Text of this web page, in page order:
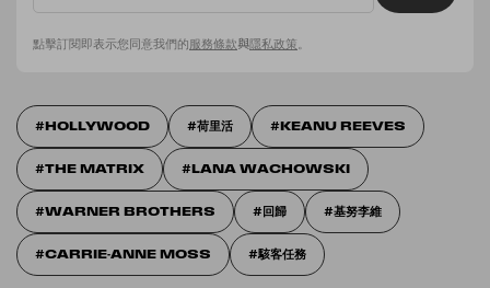
點擊訂閱即表示您同意我們的服務條款與隱私政策
HOLLYWOOD 荷里活 KEANU REEVES
THE MATRIX LANA WACHOWSKI
WARNER BROTHERS 回歸 基努李維
CARRIE-ANNE MOSS 駭客任務